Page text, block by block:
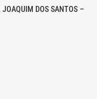
JOAQUIM DOS SANTOS –